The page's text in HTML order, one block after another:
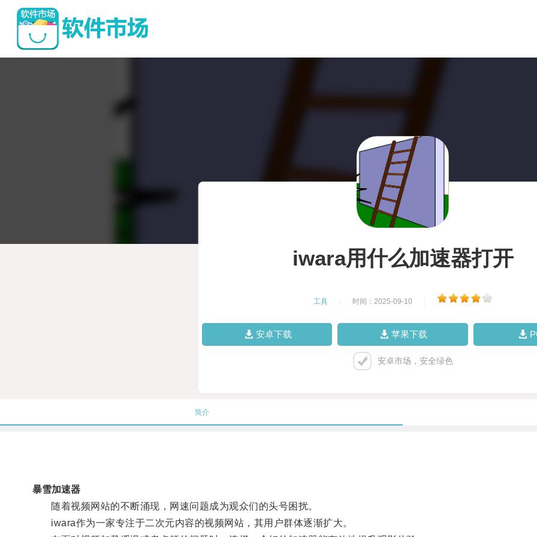
iwara用什么加速器打开
工具 时间：2025-09-10
安卓下载 苹果下载
安卓市场，安全绿色
简介
暴雪加速器
随着视频网站的不断涌现，网速问题成为观众们的头号困扰。
iwara作为一家专注于二次元内容的视频网站，其用户群体逐渐扩大。